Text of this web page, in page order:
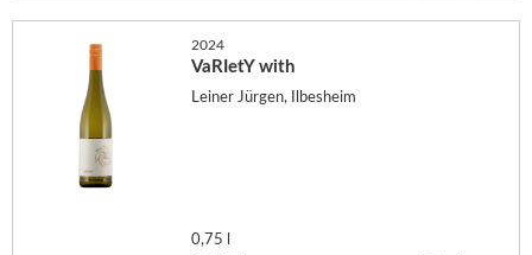
2024
VaRIetY with
Leiner Jürgen, Ilbesheim
0,75 l